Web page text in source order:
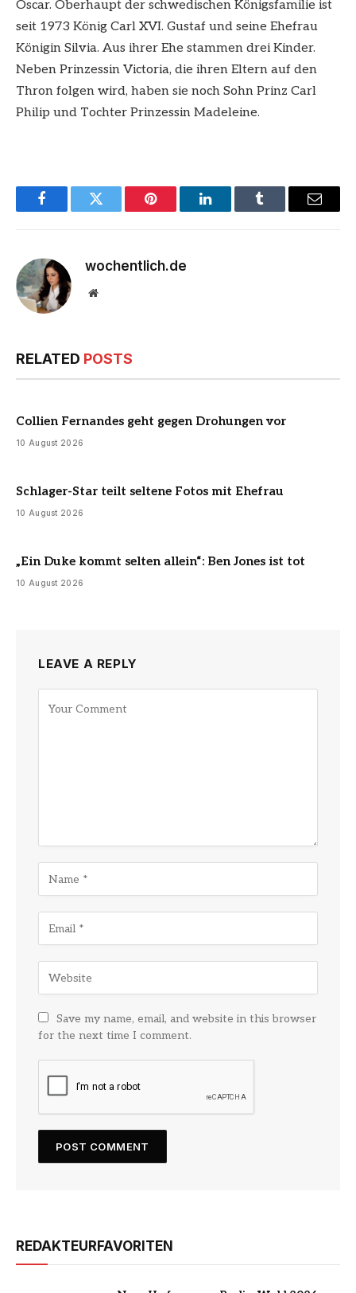
Oscar. Oberhaupt der schwedischen Königsfamilie ist
seit 1973 König Carl XVI. Gustaf und seine Ehefrau
Königin Silvia. Aus ihrer Ehe stammen drei Kinder.
Neben Prinzessin Victoria, die ihren Eltern auf den
Thron folgen wird, haben sie noch Sohn Prinz Carl
Philip und Tochter Prinzessin Madeleine.
FacebookTwitter Pinterest LinkedInTumblr Email
wochentlich.de
Website
RELATED POSTS
Collien Fernandes geht gegen Drohungen vor
10 August 2026
Schlager-Star teilt seltene Fotos mit Ehefrau
10 August 2026
„Ein Duke kommt selten allein“: Ben Jones ist tot
10 August 2026
LEAVE A REPLY
Save my name, email, and website in this browser
for the next time I comment.
REDAKTEURFAVORITEN